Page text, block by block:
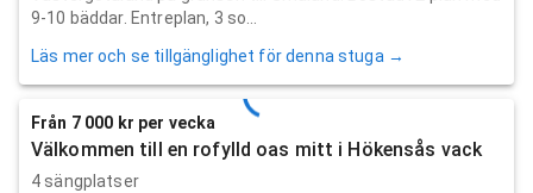
9-10 bäddar. Entreplan, 3 so...
Läs mer och se tillgänglighet för denna stuga →
Från 7 000 kr per vecka
Välkommen till en rofylld oas mitt i Hökensås vack
4 sängplatser